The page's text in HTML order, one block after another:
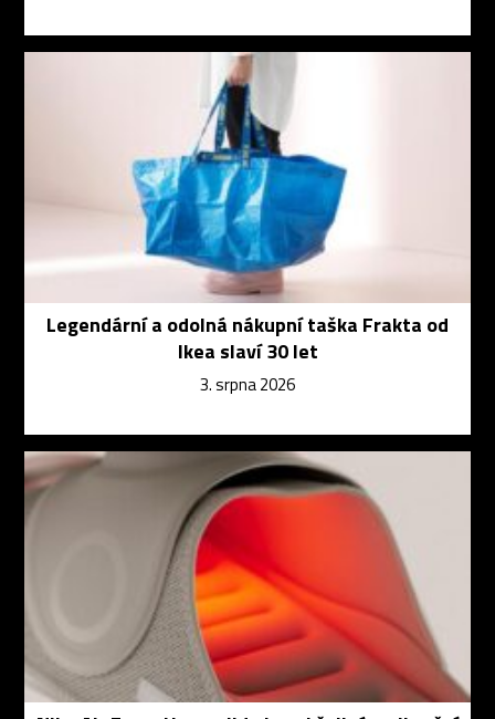
Legendární a odolná nákupní taška Frakta od
Ikea slaví 30 let
3. srpna 2026